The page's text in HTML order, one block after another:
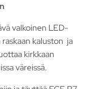
valkoinen LED-
kaluston ja
kirkkaan
väreissä.